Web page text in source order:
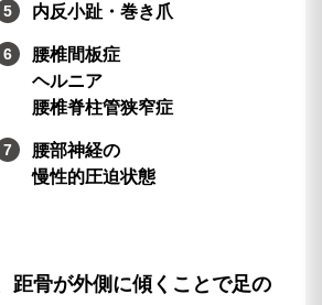
内反小趾・巻き爪
腰椎間板症
ヘルニア
腰椎脊柱管狭窄症
腰部神経の
慢性的圧迫状態
距骨が外側に傾くことで足の